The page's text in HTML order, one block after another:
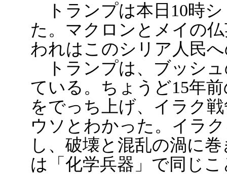
トランプは本日10時
た。マクロンとメイの
われはこのシリア人民
トランプは、ブッシ
ている。ちょうど15年
をでっち上げ、イラク
ウソとわかった。イラ
し、破壊と混乱の渦に
は「化学兵器」で同じ